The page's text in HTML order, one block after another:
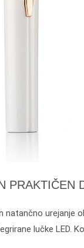
PRAKTIČEN
lučke LED.